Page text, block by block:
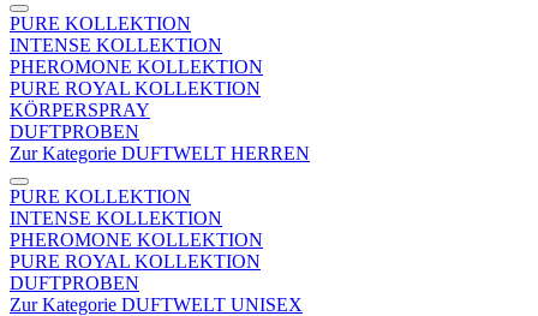
PURE KOLLEKTION
INTENSE KOLLEKTION
PHEROMONE KOLLEKTION
PURE ROYAL KOLLEKTION
KÖRPERSPRAY
DUFTPROBEN
Zur Kategorie DUFTWELT HERREN
PURE KOLLEKTION
INTENSE KOLLEKTION
PHEROMONE KOLLEKTION
PURE ROYAL KOLLEKTION
DUFTPROBEN
Zur Kategorie DUFTWELT UNISEX